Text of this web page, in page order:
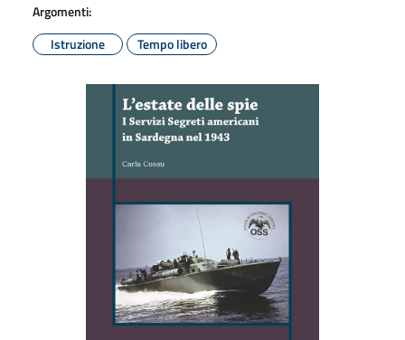
Argomenti:
Istruzione
Tempo libero